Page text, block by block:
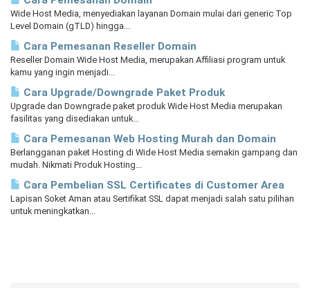
Wide Host Media, menyediakan layanan Domain mulai dari generic Top
Level Domain (gTLD) hingga...
Cara Pemesanan Reseller Domain
Reseller Domain Wide Host Media, merupakan Affiliasi program untuk
kamu yang ingin menjadi...
Cara Upgrade/Downgrade Paket Produk
Upgrade dan Downgrade paket produk Wide Host Media merupakan
fasilitas yang disediakan untuk...
Cara Pemesanan Web Hosting Murah dan Domain
Berlangganan paket Hosting di Wide Host Media semakin gampang dan
mudah. Nikmati Produk Hosting...
Cara Pembelian SSL Certificates di Customer Area
Lapisan Soket Aman atau Sertifikat SSL dapat menjadi salah satu pilihan
untuk meningkatkan...